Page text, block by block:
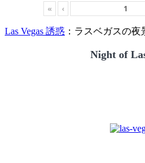
« ‹
Las Vegas 誘惑 ：ラスベガスの夜
Night of